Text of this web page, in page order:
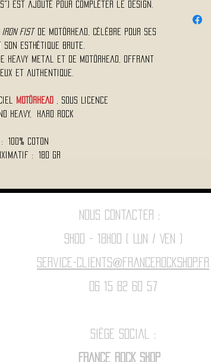
est ajouté pour compléter le design.
Iron Fist de Motörhead, célèbre pour ses
esthétique brute.
heavy metal et de Motörhead, offrant
et authentique.
MOTÖRHEAD
, Sous Licence
Heavy, Hard Rock
100% Coton
: 180 Gr
Nous contacter :
9h00 - 18H00 ( Lun / Ven )
Service-clients@francerockshop.fr
06 15 82 60 57
Siège Social :
FRANCE ROCK SHOP